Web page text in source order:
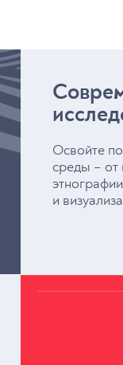
сознания
Освойте
среды –
и